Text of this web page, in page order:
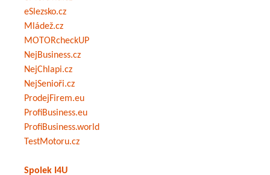
eSlezsko.cz
Mládež.cz
MOTORcheckUP
NejBusiness.cz
NejChlapi.cz
NejSenioři.cz
ProdejFirem.eu
ProfiBusiness.eu
ProfiBusiness.world
TestMotoru.cz
Spolek I4U